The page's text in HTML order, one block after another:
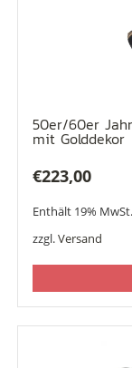
50er/60er
mit Golddekor
€223,00
Enthält 19% MwSt.
zzgl.Versand